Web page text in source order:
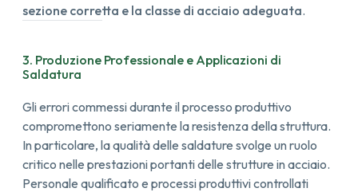
sezione corretta e la classe di acciaio adeguata.
3. Produzione Professionale e Applicazioni di
Saldatura
Gli errori commessi durante il processo produttivo
compromettono seriamente la resistenza della struttura.
In particolare, la qualità delle saldature svolge un ruolo
critico nelle prestazioni portanti delle strutture in acciaio.
Personale qualificato e processi produttivi controllati